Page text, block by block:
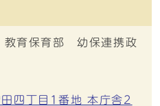
育保育部 幼保連携政
四丁目1番地 本庁舎2